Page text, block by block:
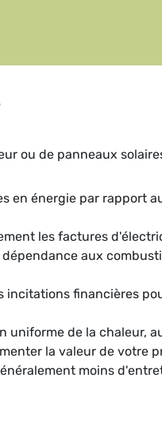
ou de panneaux
en énergie par rapport
les factures
aux
incitations financières
uniforme de la chaleur,
la valeur de votre
moins